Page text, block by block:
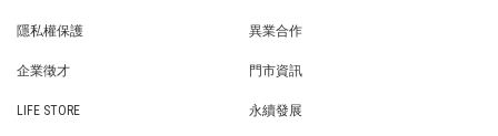
隱私權保護
異業合作
企業徵才
門市資訊
LIFE STORE
永續發展